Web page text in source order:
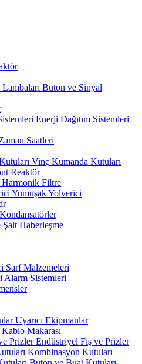
Buton ve Sinyal
Enerji Dağıtım Sistemleri
Saatleri
Vinç Kumanda Kutuları
Reaktör
Harmonik Filtre
Yumuşak Yolverici
Şalt Haberleşme
Sarf Malzemeleri
Alarm Sistemleri
Uyarıcı Ekipmanlar
Kablo Makarası
Endüstriyel Fiş ve Prizler
Kombinasyon Kutuları